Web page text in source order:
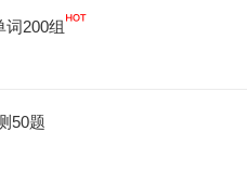
词200组
50题